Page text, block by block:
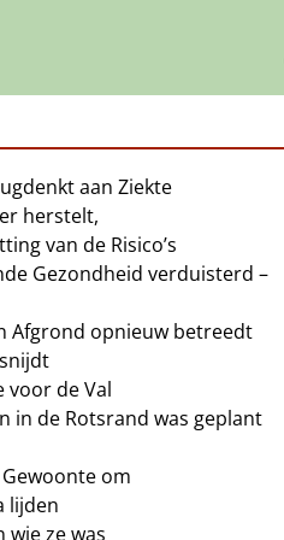
aan Ziekte
herstelt,
van de Risico’s
Gezondheid verduisterd –
Afgrond opnieuw betreedt
voor de Val
in de Rotsrand was geplant
om
lijden
wie ze was